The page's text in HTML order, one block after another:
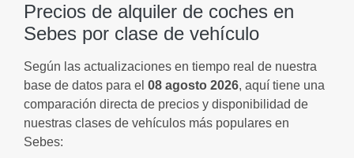
Precios de alquiler de coches en
Sebes por clase de vehículo
Según las actualizaciones en tiempo real de nuestra
base de datos para el 08 agosto 2026, aquí tiene una
comparación directa de precios y disponibilidad de
nuestras clases de vehículos más populares en
Sebes: